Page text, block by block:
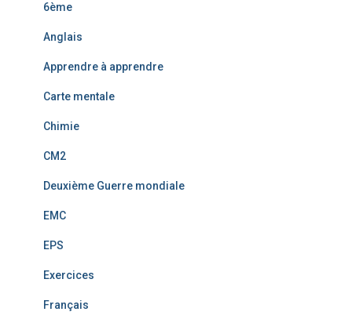
6ème
Anglais
Apprendre à apprendre
Carte mentale
Chimie
CM2
Deuxième Guerre mondiale
EMC
EPS
Exercices
Français